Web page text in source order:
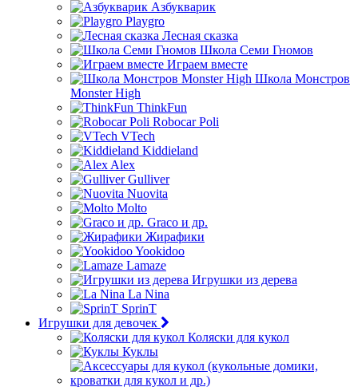
Азбукварик
Playgro
Лесная сказка
Школа Семи Гномов
Играем вместе
Школа Монстров
Monster High
ThinkFun
Robocar Poli
VTech
Kiddieland
Alex
Gulliver
Nuovita
Molto
Graco и др.
Жирафики
Yookidoo
Lamaze
Игрушки из дерева
La Nina
SprinT
Игрушки для девочек
Коляски для кукол
Куклы